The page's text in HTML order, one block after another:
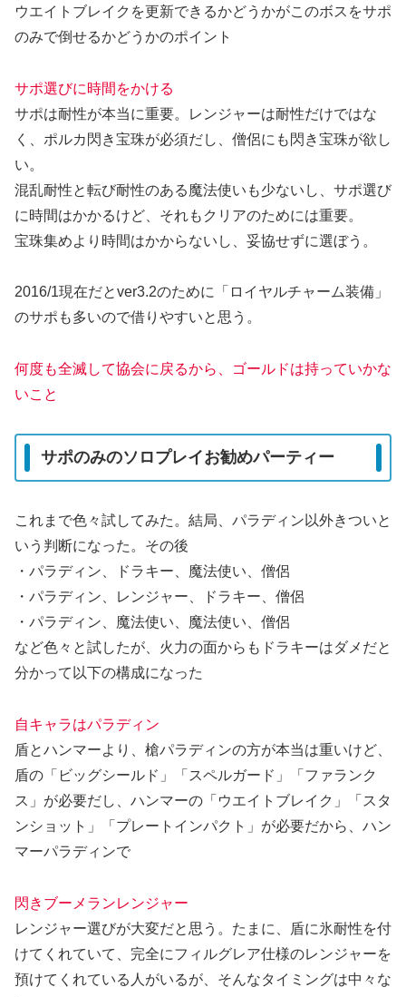
ウエイトブレイクを更新できるかどうかがこのボスをサポ
のみで倒せるかどうかのポイント
サポ選びに時間をかける
サポは耐性が本当に重要。レンジャーは耐性だけではな
く、ポルカ閃き宝珠が必須だし、僧侶にも閃き宝珠が欲し
い。
混乱耐性と転び耐性のある魔法使いも少ないし、サポ選び
に時間はかかるけど、それもクリアのためには重要。
宝珠集めより時間はかからないし、妥協せずに選ぼう。
2016/1現在だとver3.2のために「ロイヤルチャーム装備」
のサポも多いので借りやすいと思う。
何度も全滅して協会に戻るから、ゴールドは持っていかな
いこと
サポのみのソロプレイお勧めパーティー
これまで色々試してみた。結局、パラディン以外きついと
いう判断になった。その後
・パラディン、ドラキー、魔法使い、僧侶
・パラディン、レンジャー、ドラキー、僧侶
・パラディン、魔法使い、魔法使い、僧侶
など色々と試したが、火力の面からもドラキーはダメだと
分かって以下の構成になった
自キャラはパラディン
盾とハンマーより、槍パラディンの方が本当は重いけど、
盾の「ビッグシールド」「スペルガード」「ファランク
ス」が必要だし、ハンマーの「ウエイトブレイク」「スタ
ンショット」「プレートインパクト」が必要だから、ハン
マーパラディンで
閃きブーメランレンジャー
レンジャー選びが大変だと思う。たまに、盾に氷耐性を付
けてくれていて、完全にフィルグレア仕様のレンジャーを
預けてくれている人がいるが、そんなタイミングは中々な